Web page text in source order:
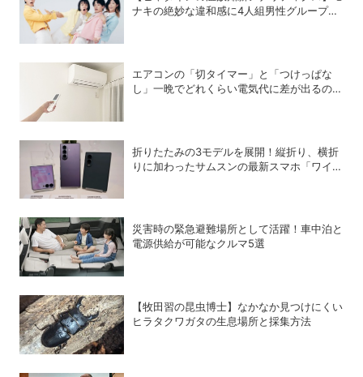
ナキの絶妙な違和感に4人組男性グループの
エアコンの「切タイマー」と「つけっぱな
し」一晩でどれくらい電気代に差が出るの
折りたたみの3モデルを展開！縦折り、横折
りに加わったサムスンの最新スマホ「ワイド
災害時の緊急避難場所として活躍！車中泊と
電源供給が可能なクルマ5選
【牧田習の昆虫博士】なかなか見つけにくい
ヒラタクワガタの生息場所と採集方法